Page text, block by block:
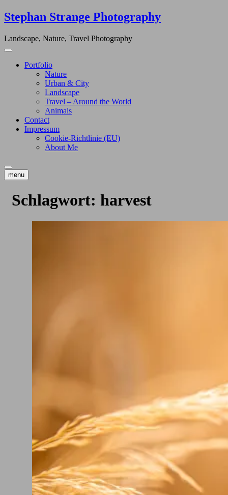
Skip
to
Stephan Strange Photography
Landscape, Nature, Travel Photography
Portfolio
Nature
Urban & City
Landscape
Travel – Around the World
Animals
Contact
Impressum
Cookie-Richtlinie (EU)
About Me
menu
Schlagwort: harvest